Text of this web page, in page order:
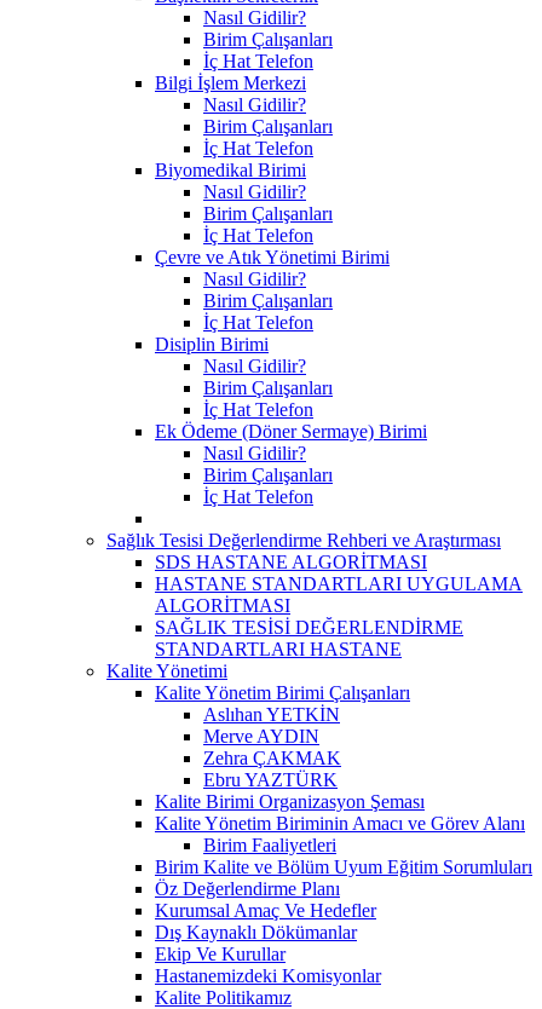
Nasıl Gidilir?
Birim Çalışanları
İç Hat Telefon
Bilgi İşlem Merkezi
Nasıl Gidilir?
Birim Çalışanları
İç Hat Telefon
Biyomedikal Birimi
Nasıl Gidilir?
Birim Çalışanları
İç Hat Telefon
Çevre ve Atık Yönetimi Birimi
Nasıl Gidilir?
Birim Çalışanları
İç Hat Telefon
Disiplin Birimi
Nasıl Gidilir?
Birim Çalışanları
İç Hat Telefon
Ek Ödeme (Döner Sermaye) Birimi
Nasıl Gidilir?
Birim Çalışanları
İç Hat Telefon
Sağlık Tesisi Değerlendirme Rehberi ve Araştırması
SDS HASTANE ALGORİTMASI
HASTANE STANDARTLARI UYGULAMA
ALGORİTMASI
SAĞLIK TESİSİ DEĞERLENDİRME
STANDARTLARI HASTANE
Kalite Yönetimi
Kalite Yönetim Birimi Çalışanları
Aslıhan YETKİN
Merve AYDIN
Zehra ÇAKMAK
Ebru YAZTÜRK
Kalite Birimi Organizasyon Şeması
Kalite Yönetim Biriminin Amacı ve Görev Alanı
Birim Faaliyetleri
Birim Kalite ve Bölüm Uyum Eğitim Sorumluları
Öz Değerlendirme Planı
Kurumsal Amaç Ve Hedefler
Dış Kaynaklı Dökümanlar
Ekip Ve Kurullar
Hastanemizdeki Komisyonlar
Kalite Politikamız